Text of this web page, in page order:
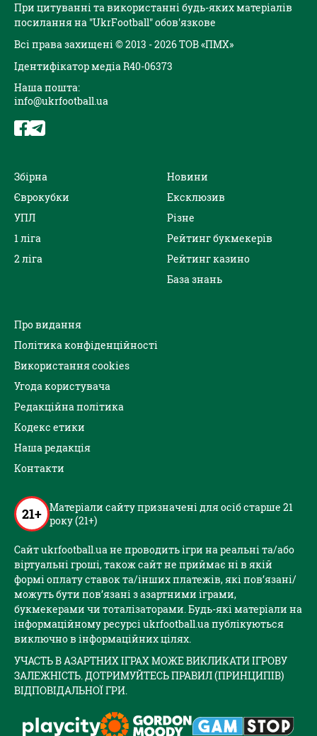
При цитуванні та використанні будь-яких матеріалів
посилання на "UkrFootball" обов'язкове
Всі права захищені © 2013 - 2026 ТОВ «ПМХ»
Ідентифікатор медіа R40-06373
Наша пошта:
info@ukrfootball.ua
Збірна
Єврокубки
УПЛ
1 ліга
2 ліга
Новини
Ексклюзив
Різне
Рейтинг букмекерів
Рейтинг казино
База знань
Про видання
Політика конфіденційності
Використання cookies
Угода користувача
Редакційна політика
Кодекс етики
Наша редакція
Контакти
21+ Матеріали сайту призначені для осіб старше 21
року (21+)
Сайт ukrfootball.ua не проводить ігри на реальні та/або
віртуальні гроші, також сайт не приймає ні в якій
формі оплату ставок та/інших платежів, які пов’язані/
можуть бути пов’язані з азартними іграми,
букмекерами чи тоталізаторами. Будь-які матеріали на
інформаційному ресурсі ukrfootball.ua публікуються
виключно в інформаційних цілях.
УЧАСТЬ В АЗАРТНИХ ІГРАХ МОЖЕ ВИКЛИКАТИ ІГРОВУ
ЗАЛЕЖНІСТЬ. ДОТРИМУЙТЕСЬ ПРАВИЛ (ПРИНЦИПІВ)
ВІДПОВІДАЛЬНОЇ ГРИ.